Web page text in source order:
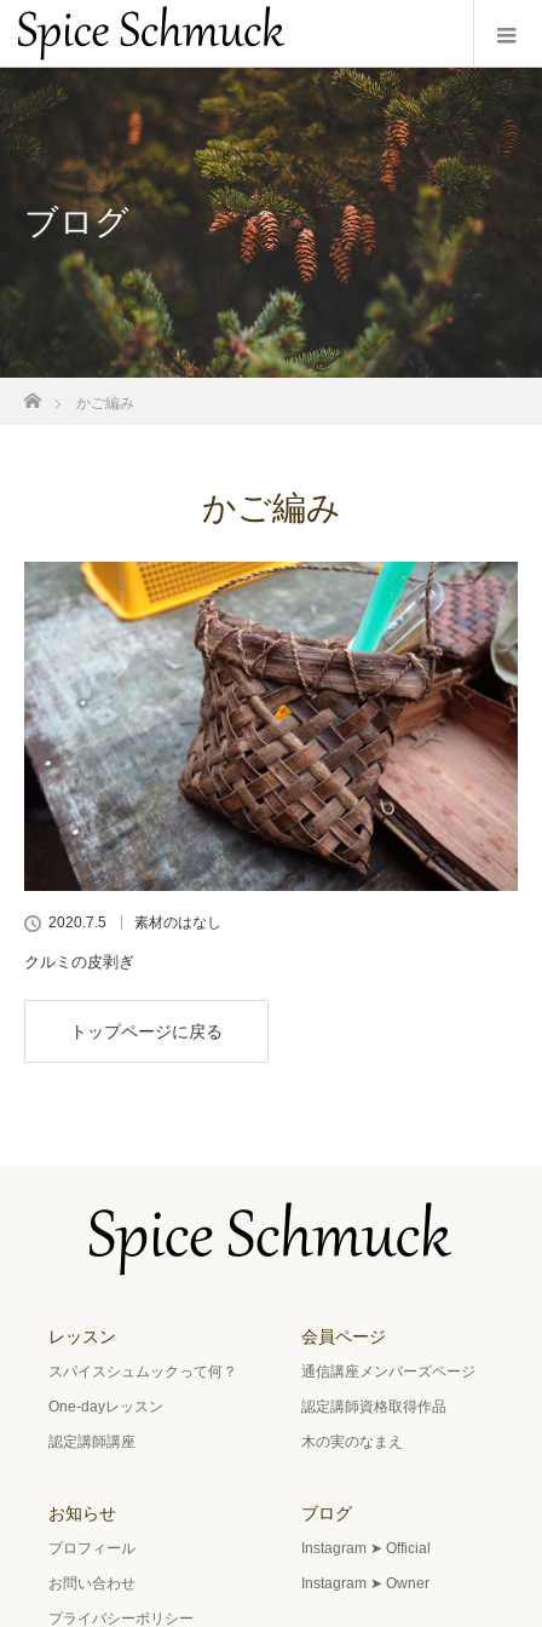
ブログ
かご編み
かご編み
2020.7.5 素材のはなし
クルミの皮剥ぎ
トップページに戻る
レッスン
スパイスシュムックって何？
One-dayレッスン
認定講師講座
会員ページ
通信講座メンバーズページ
認定講師資格取得作品
木の実のなまえ
お知らせ
プロフィール
お問い合わせ
プライバシーポリシー
ブログ
Instagram ➤ Official
Instagram ➤ Owner